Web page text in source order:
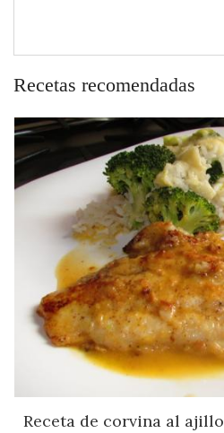
Recetas recomendadas
Receta de corvina al ajillo